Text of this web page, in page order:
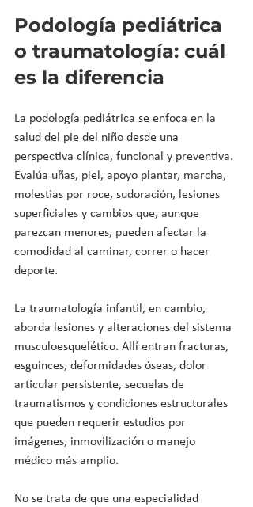
Podología pediátrica
o traumatología: cuál
es la diferencia
La podología pediátrica se enfoca en la
salud del pie del niño desde una
perspectiva clínica, funcional y preventiva.
Evalúa uñas, piel, apoyo plantar, marcha,
molestias por roce, sudoración, lesiones
superficiales y cambios que, aunque
parezcan menores, pueden afectar la
comodidad al caminar, correr o hacer
deporte.
La traumatología infantil, en cambio,
aborda lesiones y alteraciones del sistema
musculoesquelético. Allí entran fracturas,
esguinces, deformidades óseas, dolor
articular persistente, secuelas de
traumatismos y condiciones estructurales
que pueden requerir estudios por
imágenes, inmovilización o manejo
médico más amplio.
No se trata de que una especialidad